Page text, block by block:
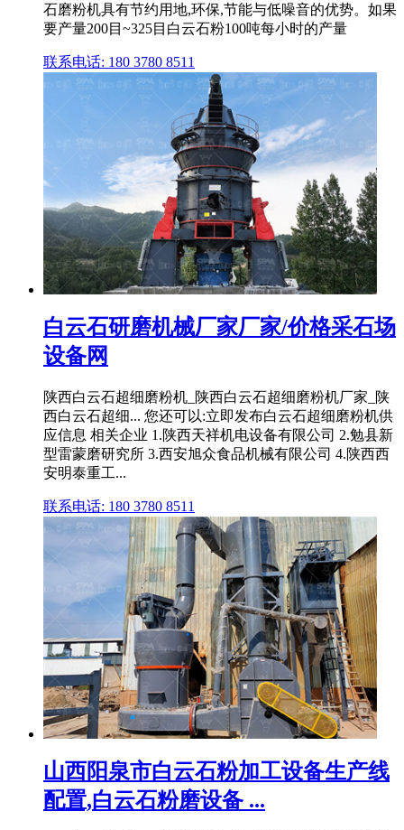
石磨粉机具有节约用地,环保,节能与低噪音的优势。如果
要产量200目~325目白云石粉100吨每小时的产量
联系电话: 180 3780 8511
白云石研磨机械厂家厂家/价格采石场
设备网
陕西白云石超细磨粉机_陕西白云石超细磨粉机厂家_陕
西白云石超细... 您还可以:立即发布白云石超细磨粉机供
应信息 相关企业 1.陕西天祥机电设备有限公司 2.勉县新
型雷蒙磨研究所 3.西安旭众食品机械有限公司 4.陕西西
安明泰重工...
联系电话: 180 3780 8511
山西阳泉市白云石粉加工设备生产线
配置,白云石粉磨设备 ...